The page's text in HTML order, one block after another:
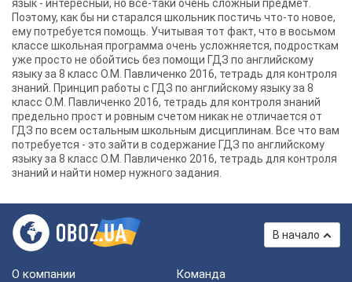
язык - интересный, но все-таки очень сложный предмет.
Поэтому, как бы ни старался школьник постичь что-то новое,
ему потребуется помощь. Учитывая тот факт, что в восьмом
классе школьная программа очень усложняется, подросткам
уже просто не обойтись без помощи ГДЗ по английскому
языку за 8 класс О.М. Павличенко 2016, тетрадь для контроля
знаний. Принцип работы с ГДЗ по английскому языку за 8
класс О.М. Павличенко 2016, тетрадь для контроля знаний
предельно прост и ровным счетом никак не отличается от
ГДЗ по всем остальным школьным дисциплинам. Все что вам
потребуется - это зайти в содержание ГДЗ по английскому
языку за 8 класс О.М. Павличенко 2016, тетрадь для контроля
знаний и найти номер нужного задания.
В начало
О компании Команда